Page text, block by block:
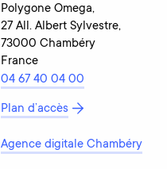
Polygone Omega,
27 All. Albert Sylvestre,
73000 Chambéry
France
04 67 40 04 00
Plan d’accès
Agence digitale Chambéry